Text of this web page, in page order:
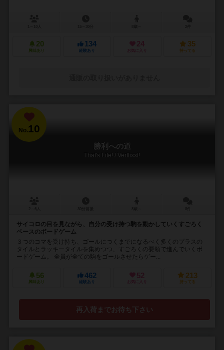
20
興味あり
134
経験あり
24
お気に入り
35
持ってる
No. 10
勝利への道
That's Life! / Verflixxt!
サイコロの目を見ながら、自分の受け持つ駒を動かしていくすごろく
ベースのボードゲーム
３つのコマを受け持ち、ゴールにつくまでになるべく多くのプラスの
タイルとラッキータイルを集めつつ、すごろくの要領で進んでいくボ
ードゲーム。 全員が全ての駒をゴールさせたらゲー...
56
興味あり
462
経験あり
52
お気に入り
213
持ってる
再入荷までお待ち下さい